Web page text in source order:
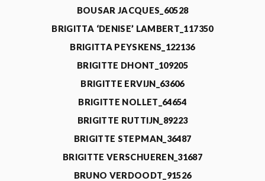
BOUSAR JACQUES_60528
BRIGITTA ‘DENISE’ LAMBERT_117350
BRIGITTA PEYSKENS_122136
BRIGITTE DHONT_109205
BRIGITTE ERVIJN_63606
BRIGITTE NOLLET_64654
BRIGITTE RUTTIJN_89223
BRIGITTE STEPMAN_36487
BRIGITTE VERSCHUEREN_31687
BRUNO VERDOODT_91526